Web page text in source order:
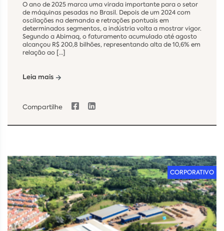
O ano de 2025 marca uma virada importante para o setor
de máquinas pesadas no Brasil. Depois de um 2024 com
oscilações na demanda e retrações pontuais em
determinados segmentos, a indústria volta a mostrar vigor.
Segundo a Abimaq, o faturamento acumulado até agosto
alcançou R$ 200,8 bilhões, representando alta de 10,6% em
relação ao […]
Leia mais
Compartilhe
CORPORATIVO